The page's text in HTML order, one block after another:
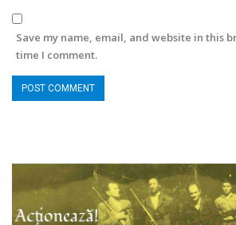
Save my name, email, and website in this
time I comment.